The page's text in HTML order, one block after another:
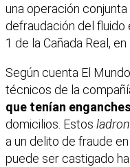
una operación
defraudación del
1 de la Cañada Real,
Según cuenta El
técnicos de la
que tenían
domicilios. Estos
a un delito de fraude
puede ser castigado